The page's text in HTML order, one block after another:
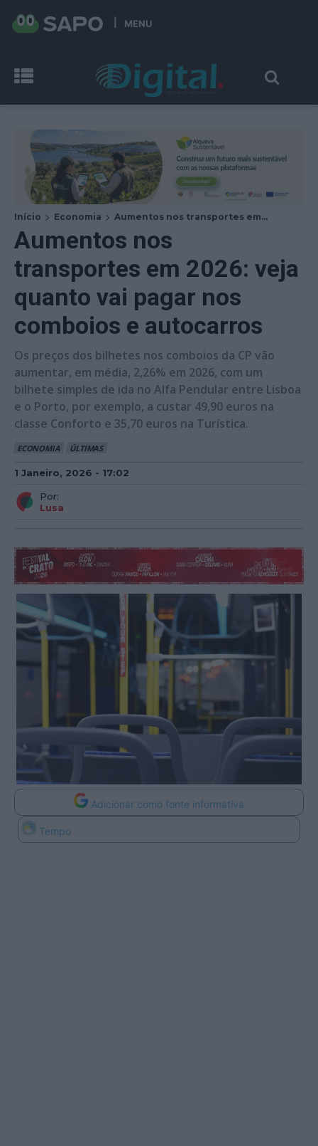
MENU
Início Economia Aumentos nos transportes em...
Aumentos nos
transportes em 2026: veja
quanto vai pagar nos
comboios e autocarros
Os preços dos bilhetes nos comboios da CP vão
aumentar, em média, 2,26% em 2026, com um
bilhete simples de ida no Alfa Pendular entre Lisboa
e o Porto, por exemplo, a custar 49,90 euros na
classe Conforto e 35,70 euros na Turística.
ECONOMIA ÚLTIMAS
1 Janeiro, 2026 - 17:02
Por:
Lusa
Adicionar como fonte informativa
Tempo